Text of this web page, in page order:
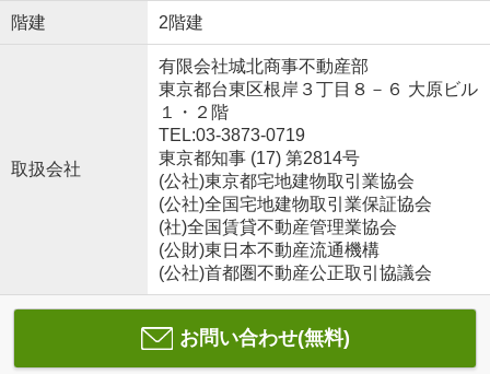
階建 2階建
取扱会社
有限会社城北商事不動産部
東京都台東区根岸３丁目８－６ 大原ビル
１・２階
TEL:03-3873-0719
東京都知事 (17) 第2814号
(公社)東京都宅地建物取引業協会
(公社)全国宅地建物取引業保証協会
(社)全国賃貸不動産管理業協会
(公財)東日本不動産流通機構
(公社)首都圏不動産公正取引協議会
お問い合わせ(無料)